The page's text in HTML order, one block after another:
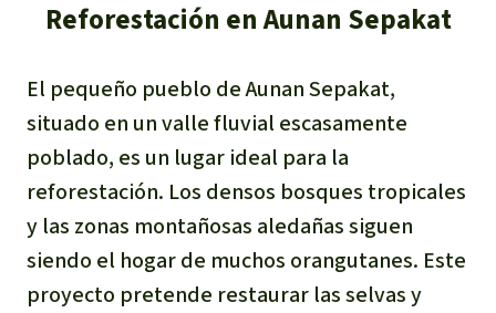
REDD
Indígena
Landgrabbing
Granjas Industriales
Reforestación en Aunan Sepakat
El pequeño pueblo de Aunan Sepakat,
situado en un valle fluvial escasamente
poblado, es un lugar ideal para la
reforestación. Los densos bosques tropicales
y las zonas montañosas aledañas siguen
siendo el hogar de muchos orangutanes. Este
proyecto pretende restaurar las selvas y